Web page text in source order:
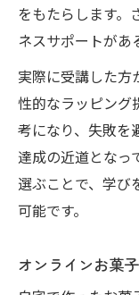
をもたらします。
ネスサポートがあ
実際に受講した
性的なラッピング
考になり、失敗を
達成の近道となっ
選ぶことで、学び
可能です。
オンラインお菓